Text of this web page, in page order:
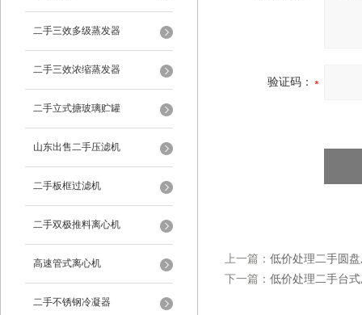
二手三效多级蒸发器
二手三效浓缩蒸发器
二手立式搪玻璃贮罐
山东出售二手压滤机
二手板框过滤机
二手双极推料离心机
高速管式离心机
二手不锈钢冷凝器
验证码：
上一篇： 低价处理二手圆
下一篇： 低价处理二手台